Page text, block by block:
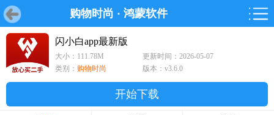
购物时尚 · 鸿蒙软件
首页 游戏 软件
首页 游戏 软件 鸿蒙
游戏
鸿蒙
软件
专题
闪小白app最新版
大小：111.78M
更新时间：2026-05-07
类别： 购物时尚 版本：v3.6.0
开始下载